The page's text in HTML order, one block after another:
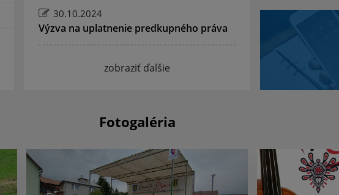
30.10.2024
Výzva na uplatnenie predkupného práva
zobraziť ďalšie
Fotogaléria